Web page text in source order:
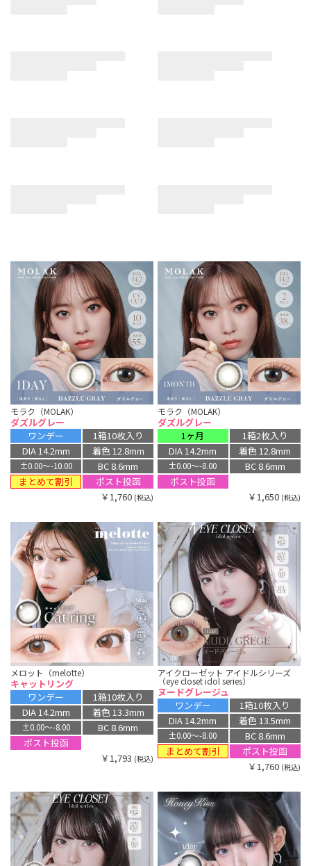
モラク（MOLAK）
ダズルグレー
ワンデー
1箱10枚入り
DIA 14.2mm
着色 12.8mm
±0.00〜-10.00
BC 8.6mm
まとめて割引
ポスト投函
￥1,760 (税込)
モラク（MOLAK）
ダズルグレー
1ヶ月
1箱2枚入り
DIA 14.2mm
着色 12.8mm
±0.00〜-8.00
BC 8.6mm
ポスト投函
￥1,650 (税込)
メロット（melotte）
キャットリング
ワンデー
1箱10枚入り
DIA 14.2mm
着色 13.3mm
±0.00〜-8.00
BC 8.6mm
ポスト投函
￥1,793 (税込)
アイクローゼット アイドルシリーズ
（eye closet idol series）
ヌードグレージュ
ワンデー
1箱10枚入り
DIA 14.2mm
着色 13.5mm
±0.00〜-8.00
BC 8.6mm
まとめて割引
ポスト投函
￥1,760 (税込)